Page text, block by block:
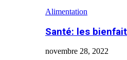
Alimentation
Santé: les
novembre 28, 2022